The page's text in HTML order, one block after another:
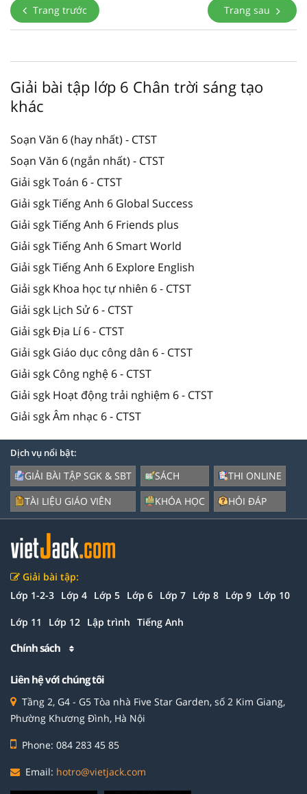
Trang trước Trang sau
Giải bài tập lớp 6 Chân trời sáng tạo
khác
Soạn Văn 6 (hay nhất) - CTST
Soạn Văn 6 (ngắn nhất) - CTST
Giải sgk Toán 6 - CTST
Giải sgk Tiếng Anh 6 Global Success
Giải sgk Tiếng Anh 6 Friends plus
Giải sgk Tiếng Anh 6 Smart World
Giải sgk Tiếng Anh 6 Explore English
Giải sgk Khoa học tự nhiên 6 - CTST
Giải sgk Lịch Sử 6 - CTST
Giải sgk Địa Lí 6 - CTST
Giải sgk Giáo dục công dân 6 - CTST
Giải sgk Công nghệ 6 - CTST
Giải sgk Hoạt động trải nghiệm 6 - CTST
Giải sgk Âm nhạc 6 - CTST
Dịch vụ nổi bật:
GIẢI BÀI TẬP SGK & SBT
TÀI LIỆU GIÁO VIÊN
SÁCH
KHÓA HỌC
THI ONLINE
HỎI ĐÁP
Giải bài tập:
Lớp 1-2-3 Lớp 4 Lớp 5 Lớp 6 Lớp 7 Lớp 8 Lớp 9 Lớp 10
Lớp 11 Lớp 12 Lập trình Tiếng Anh
Chính sách
Liên hệ với chúng tôi
Tầng 2, G4 - G5 Tòa nhà Five Star Garden, số 2 Kim Giang,
Phường Khương Đình, Hà Nội
Phone: 084 283 45 85
Email: hotro@vietjack.com